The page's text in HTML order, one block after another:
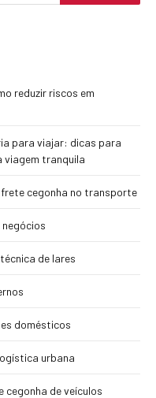
reduzir riscos em
para viajar: dicas para
viagem tranquila
cegonha no transporte
de lares
domésticos
urbana
cegonha de veículos